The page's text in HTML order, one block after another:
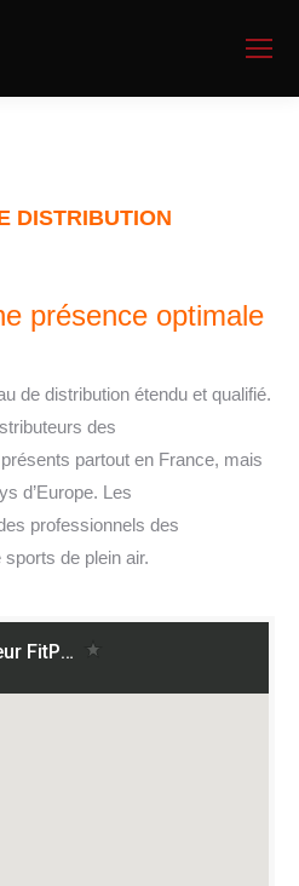
DISTRIBUTION
présence optimale
de distribution étendu et qualifié.
des
partout en France, mais
d’Europe. Les
professionnels des
de plein air.